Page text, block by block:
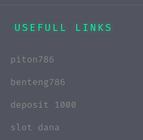
USEFULL LINKS
piton786
benteng786
deposit 1000
slot dana